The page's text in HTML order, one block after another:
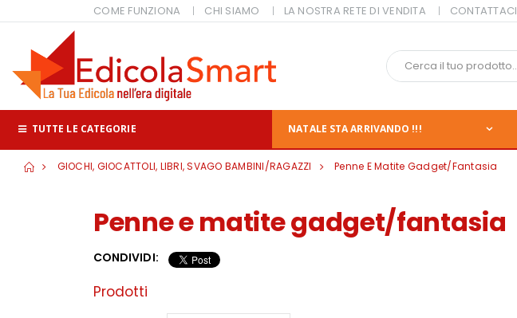
COME FUNZIONA CHI SIAMO LA NOSTRA RETE DI VENDITA CONTATTACI
TUTTE LE CATEGORIE NATALE STA ARRIVANDO !!!
GIOCHI, GIOCATTOLI, LIBRI, SVAGO BAMBINI/RAGAZZI Penne E Matite Gadget/fantasia
Penne e matite gadget/fantasia
CONDIVIDI:
Prodotti